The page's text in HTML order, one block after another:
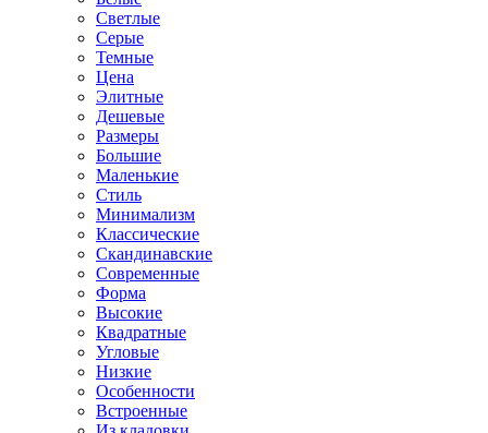
Светлые
Серые
Темные
Цена
Элитные
Дешевые
Размеры
Большие
Маленькие
Стиль
Минимализм
Классические
Скандинавские
Современные
Форма
Высокие
Квадратные
Угловые
Низкие
Особенности
Встроенные